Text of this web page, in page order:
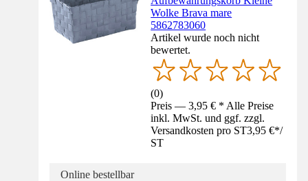
Wolke Brava mare
5862783060
Artikel wurde noch nicht
bewertet.
(0)
Preis — 3,95 € * Alle Preise
inkl. MwSt. und ggf. zzgl.
Versandkosten pro ST3,95 €*/
ST
Online bestellbar